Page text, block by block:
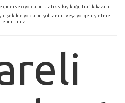
o yolda bir trafik sıkışıklığı, trafik kazası
şekilde yolda bir yol tamiri veya yol genişletme